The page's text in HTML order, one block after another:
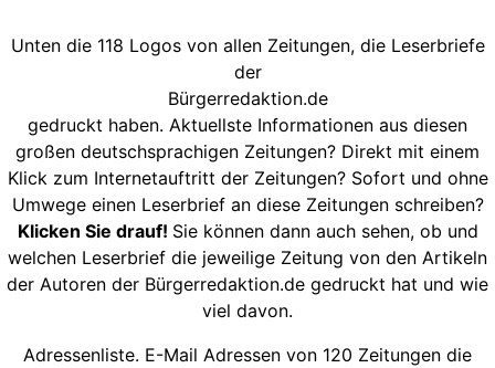
Unten die 118 Logos von allen Zeitungen, die Leserbriefe
der
Bürgerredaktion.de
gedruckt haben. Aktuellste Informationen aus diesen
großen deutschsprachigen Zeitungen? Direkt mit einem
Klick zum Internetauftritt der Zeitungen? Sofort und ohne
Umwege einen Leserbrief an diese Zeitungen schreiben?
Klicken Sie drauf! Sie können dann auch sehen, ob und
welchen Leserbrief die jeweilige Zeitung von den Artikeln
der Autoren der Bürgerredaktion.de gedruckt hat und wie
viel davon.
Adressenliste. E-Mail Adressen von 120 Zeitungen die